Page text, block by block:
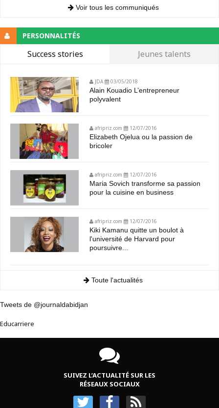
Voir tous les communiqués
PERSONNALITÉS
Success stories Jeunes talents
JDA 03/05/2018
Alain Kouadio L’entrepreneur
polyvalent
afripriz.com 12/07/2016
Elizabeth Ojelua ou la passion de
bricoler
afripriz.com 12/07/2016
Maria Sovich transforme sa passion
pour la cuisine en business
afripriz.com 12/07/2016
Kiki Kamanu quitte un boulot à
l'université de Harvard pour
poursuivre...
Toute l'actualités
Tweets de @journaldabidjan
Educarriere
SUIVEZ L’ACTUALITÉ SUR LES
RÉSEAUX SOCIAUX